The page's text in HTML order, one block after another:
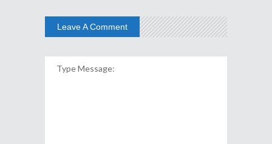
Leave A Comment